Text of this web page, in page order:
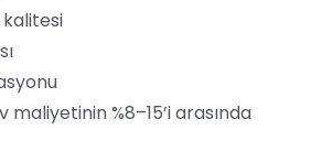
kalitesi
%8–15’i arasında